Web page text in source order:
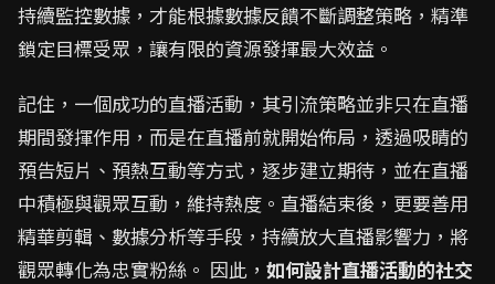
持續監控數據，才能根據數據反饋不斷調整策略，精準
鎖定目標受眾，讓有限的資源發揮最大效益。
記住，一個成功的直播活動，其引流策略並非只在直播
期間發揮作用，而是在直播前就開始佈局，透過吸睛的
預告短片、預熱互動等方式，逐步建立期待，並在直播
中積極與觀眾互動，維持熱度。直播結束後，更要善用
精華剪輯、數據分析等手段，持續放大直播影響力，將
觀眾轉化為忠實粉絲。 因此， 如何設計直播活動的社交